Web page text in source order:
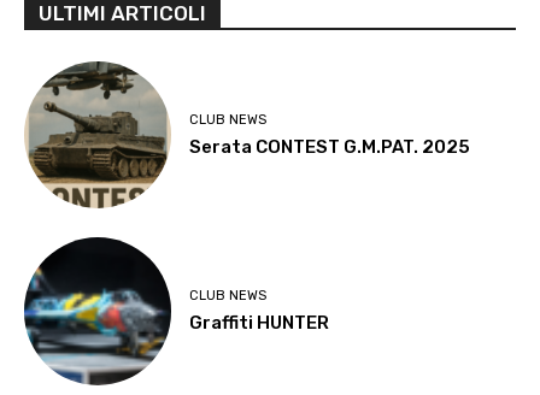
ULTIMI ARTICOLI
CLUB NEWS
Serata CONTEST G.M.PAT. 2025
CLUB NEWS
Graffiti HUNTER